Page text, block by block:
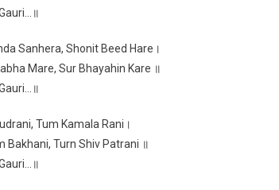
Sanhera, Shonit Beed Hare।
Mare, Sur Bhayahin Kare ॥
Tum Kamala Rani।
Bakhani, Turn Shiv Patrani ॥